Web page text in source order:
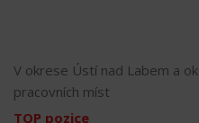
V okrese Ústí nad Labem a
pracovních míst
TOP pozice